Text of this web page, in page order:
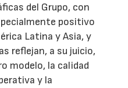
del Grupo, con
positivo
Latina y Asia, y
reflejan, a su juicio,
modelo, la calidad
y la